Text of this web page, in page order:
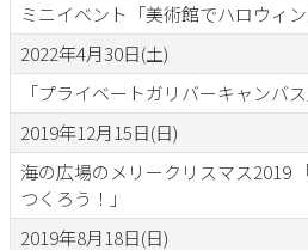
ミニイベント「美術館でハロウィン
2022年4月30日(土)
「プライベートガリバーキャンバス
2019年12月15日(日)
海の広場のメリークリスマス2019
つくろう！」
2019年8月18日(日)